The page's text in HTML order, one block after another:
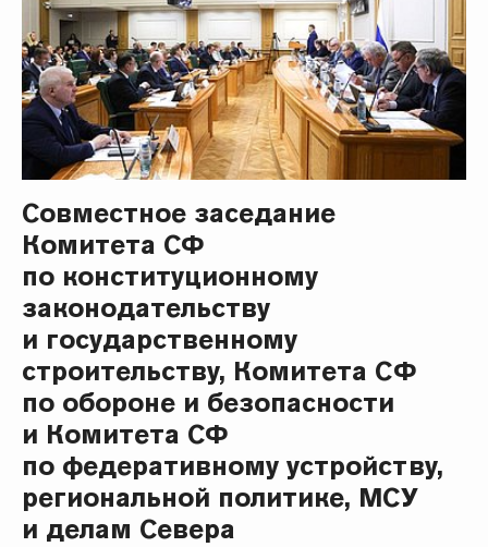
Совместное заседание
Комитета СФ
по конституционному
законодательству
и государственному
строительству, Комитета СФ
по обороне и безопасности
и Комитета СФ
по федеративному устройству,
региональной политике, МСУ
и делам Севера